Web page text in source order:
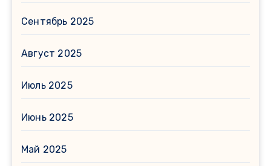
Сентябрь 2025
Август 2025
Июль 2025
Июнь 2025
Май 2025